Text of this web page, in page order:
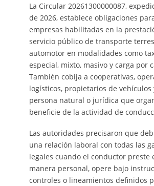
La Circular 20261300000087,
de 2026, establece obligaciones
empresas habilitadas en la
servicio público de transporte
automotor en modalidades como
especial, mixto, masivo y carga por
También cobija a cooperativas,
logísticos, propietarios de
persona natural o jurídica que
beneficie de la actividad de
Las autoridades precisaron que
una relación laboral con todas las
legales cuando el conductor preste
manera personal, opere bajo
controles o lineamientos definidos